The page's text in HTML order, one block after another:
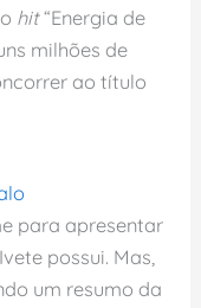
hit“Energia de
milhões de
ao título
para apresentar
possui. Mas,
um resumo da